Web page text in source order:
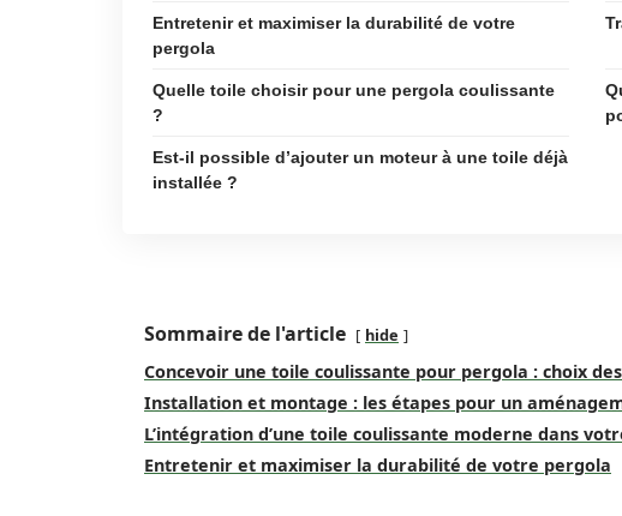
Entretenir et maximiser la durabilité de votre
pergola
Quelle toile choisir pour une pergola coulissante
?
Est-il possible d’ajouter un moteur à une toile déjà
installée ?
Sommaire de l'article hide
Concevoir une toile coulissante pour pergola : choix
Installation et montage : les étapes pour un
L’intégration d’une toile coulissante moderne dans
Entretenir et maximiser la durabilité de votre pergola